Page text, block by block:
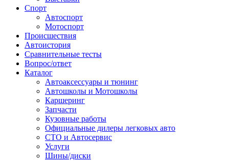
Спорт
Автоспорт
Мотоспорт
Происшествия
Автоистория
Сравнительные тесты
Вопрос/ответ
Каталог
Автоакcессуары и тюнинг
Автошколы и Мотошколы
Каршеринг
Запчасти
Кузовные работы
Официальные дилеры легковых авто
СТО и Автосервис
Услуги
Шины/диски